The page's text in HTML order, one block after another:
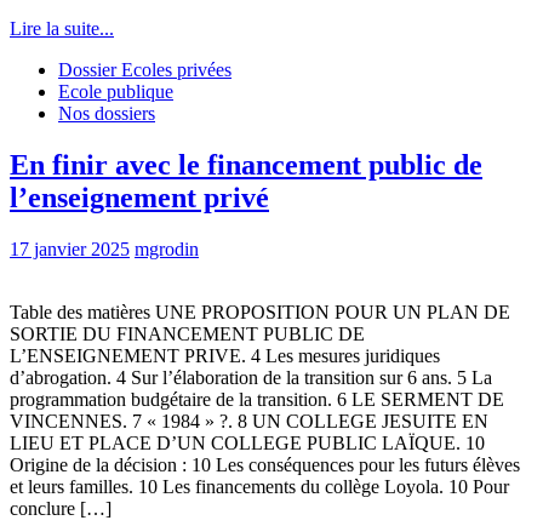
Lire la suite...
Dossier Ecoles privées
Ecole publique
Nos dossiers
En finir avec le financement public de
l’enseignement privé
17 janvier 2025 mgrodin
Table des matières UNE PROPOSITION POUR UN PLAN DE
SORTIE DU FINANCEMENT PUBLIC DE
L’ENSEIGNEMENT PRIVE. 4 Les mesures juridiques
d’abrogation. 4 Sur l’élaboration de la transition sur 6 ans. 5 La
programmation budgétaire de la transition. 6 LE SERMENT DE
VINCENNES. 7 « 1984 » ?. 8 UN COLLEGE JESUITE EN
LIEU ET PLACE D’UN COLLEGE PUBLIC LAÏQUE. 10
Origine de la décision : 10 Les conséquences pour les futurs élèves
et leurs familles. 10 Les financements du collège Loyola. 10 Pour
conclure […]